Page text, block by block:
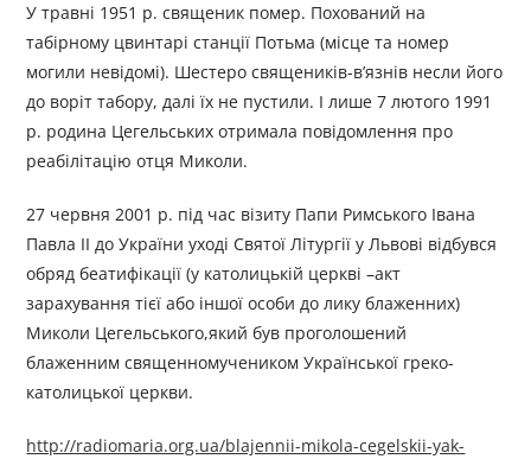
У травні 1951 р. священик помер. Похований на
табірному цвинтарі станції Потьма (місце та номер
могили невідомі). Шестеро священиків-в’язнів несли його
до воріт табору, далі їх не пустили. І лише 7 лютого 1991
р. родина Цегельських отримала повідомлення про
реабілітацію отця Миколи.
27 червня 2001 р. під час візиту Папи Римського Івана
Павла ІІ до України уході Святої Літургії у Львові відбувся
обряд беатифікації (у католицькій церкві –акт
зарахування тієї або іншої особи до лику блаженних)
Миколи Цегельського,який був проголошений
блаженним священномучеником Української греко-
католицької церкви.
http://radiomaria.org.ua/blajennii-mikola-cegelskii-yak-